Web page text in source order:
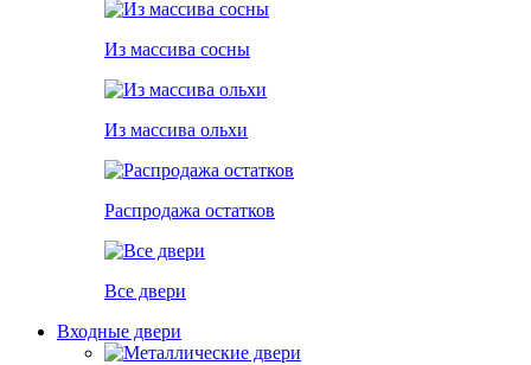
Из массива сосны
Из массива ольхи
Распродажа остатков
Все двери
Входные двери